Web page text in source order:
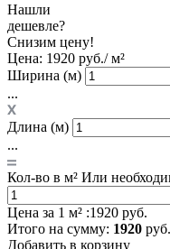
Нашли
дешевле?
Снизим цену!
Цена: 1920 руб./ м²
Ширина (м)
...
Длина (м)
...
Кол-во в м² Или
Цена за 1 м² :1920 руб.
Итого на сумму: 1920 руб.
Добавить в корзину